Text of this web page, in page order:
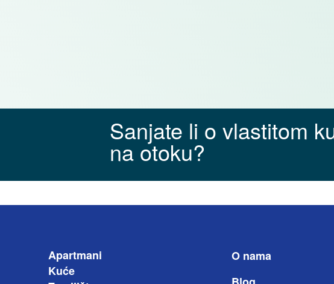
Sanjate li o vlastitom
na otoku?
Apartmani
Kuće
O nama